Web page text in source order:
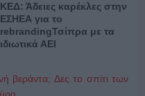
ΚΕΔ: Άδειες καρέκλες στην
ΕΣΗΕΑ για το
rebrandingΤσίπρα με τα
ιδιωτικά ΑΕΙ